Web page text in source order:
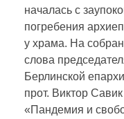
началась с
погребения
у храма. На
слова
Берлинской
прот. Виктор
«Пандемия и